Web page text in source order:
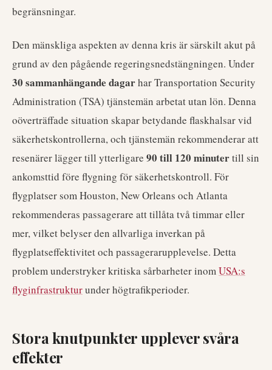
begränsningar.
Den mänskliga aspekten av denna kris är särskilt akut på
grund av den pågående regeringsnedstängningen. Under
30 sammanhängande dagarhar Transportation Security
Administration (TSA) tjänstemän arbetat utan lön. Denna
oöverträffade situation skapar betydande flaskhalsar vid
säkerhetskontrollerna, och tjänstemän rekommenderar att
resenärer lägger till ytterligare 90 till 120 minutertill sin
ankomsttid före flygning för säkerhetskontroll. För
flygplatser som Houston, New Orleans och Atlanta
rekommenderas passagerare att tillåta två timmar eller
mer, vilket belyser den allvarliga inverkan på
flygplatseffektivitet och passagerarupplevelse. Detta
problem understryker kritiska sårbarheter inomUSA:s
flyginfrastrukturunder högtrafikperioder.
Stora knutpunkter upplever svåra
effekter